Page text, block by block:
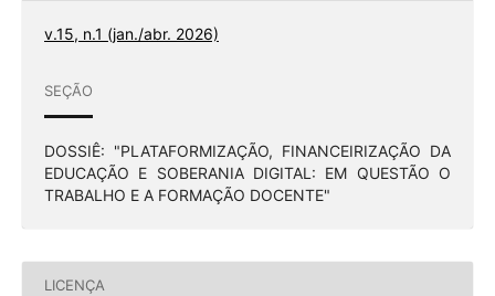
v.15, n.1 (jan./abr. 2026)
SEÇÃO
DOSSIÊ: "PLATAFORMIZAÇÃO, FINANCEIRIZAÇÃO DA
EDUCAÇÃO E SOBERANIA DIGITAL: EM QUESTÃO O
TRABALHO E A FORMAÇÃO DOCENTE"
LICENÇA